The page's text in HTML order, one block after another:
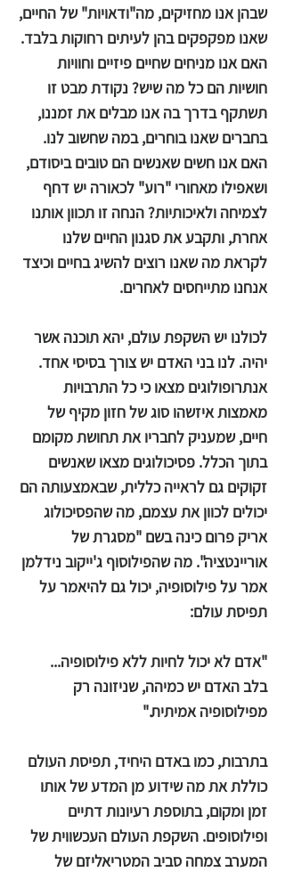
שבהן אנו מחזיקים, מה"ודאויות" של החיים,
שאנו מפקפקים בהן לעיתים רחוקות בלבד.
האם אנו מניחים שחיים פיזיים וחוויות
חושיות הם כל מה שיש? נקודת מבט זו
תשתקף בדרך בה אנו מבלים את זמננו,
בחברים שאנו בוחרים, במה שחשוב לנו.
האם אנו חשים שאנשים הם טובים ביסודם,
ושאפילו מאחורי "רוע" לכאורה יש דחף
לצמיחה ולאיכותיות? הנחה זו תכוון אותנו
אחרת, ותקבע את סגנון החיים שלנו
לקראת מה שאנו רוצים להשיג בחיים וכיצד
אנחנו מתייחסים לאחרים.
לכולנו יש השקפת עולם, יהא תוכנה אשר
יהיה. לנו בני האדם יש צורך בסיסי אחד.
אנתרופולוגים מצאו כי כל התרבויות
מאמצות איזשהו סוג של חזון מקיף של
חיים, שמעניק לחבריו את תחושת מקומם
בתוך הכלל. פסיכולוגים מצאו שאנשים
זקוקים גם לראייה כללית, שבאמצעותה הם
יכולים לכוון את עצמם, מה שהפסיכולוג
אריק פרום כינה בשם "מסגרת של
אוריינטציה". מה שהפילוסוף ג'ייקוב נידלמן
אמר על פילוסופיה, יכול גם להיאמר על
תפיסת עולם:
"אדם לא יכול לחיות ללא פילוסופיה...
בלב האדם יש כמיהה, שניזונה רק
מפילוסופיה אמיתית."
בתרבות, כמו באדם היחיד, תפיסת העולם
כוללת את מה שידוע מן המדע של אותו
זמן ומקום, בתוספת רעיונות דתיים
ופילוסופים. השקפת העולם העכשווית של
המערב צמחה סביב המטריאליזם של